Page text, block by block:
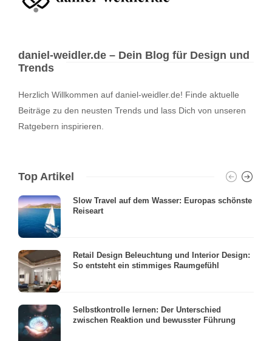
daniel-weidler.de – Dein Blog für Design und
Trends
Herzlich Willkommen auf daniel-weidler.de! Finde aktuelle
Beiträge zu den neusten Trends und lass Dich von unseren
Ratgebern inspirieren.
Top Artikel
Slow Travel auf dem Wasser: Europas schönste
Reiseart
Retail Design Beleuchtung und Interior Design:
So entsteht ein stimmiges Raumgefühl
Selbstkontrolle lernen: Der Unterschied
zwischen Reaktion und bewusster Führung